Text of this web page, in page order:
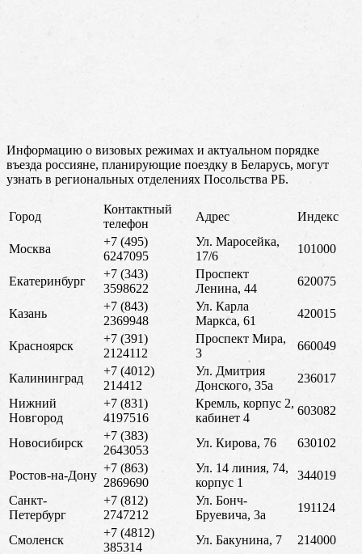
Информацию о визовых режимах и актуальном порядке
въезда россияне, планирующие поездку в Беларусь, могут
узнать в региональных отделениях Посольства РБ.
Город
Контактный
телефон
Адрес Индекс
Москва
+7 (495)
6247095
Ул. Маросейка,
17/6
101000
Екатеринбург
+7 (343)
3598622
Проспект
Ленина, 44
620075
Казань
+7 (843)
2369948
Ул. Карла
Маркса, 61
420015
Красноярск
+7 (391)
2124112
Проспект Мира,
3
660049
Калининград
+7 (4012)
214412
Ул. Дмитрия
Донского, 35а
236017
Нижний
Новгород
+7 (831)
4197516
Кремль, корпус 2,
кабинет 4
603082
Новосибирск
+7 (383)
2643053
Ул. Кирова, 76 630102
Ростов-на-Дону
+7 (863)
2869690
Ул. 14 линия, 74,
корпус 1
344019
Санкт-
Петербург
+7 (812)
2747212
Ул. Бонч-
Бруевича, 3а
191124
Смоленск
+7 (4812)
385314
Ул. Бакунина, 7 214000